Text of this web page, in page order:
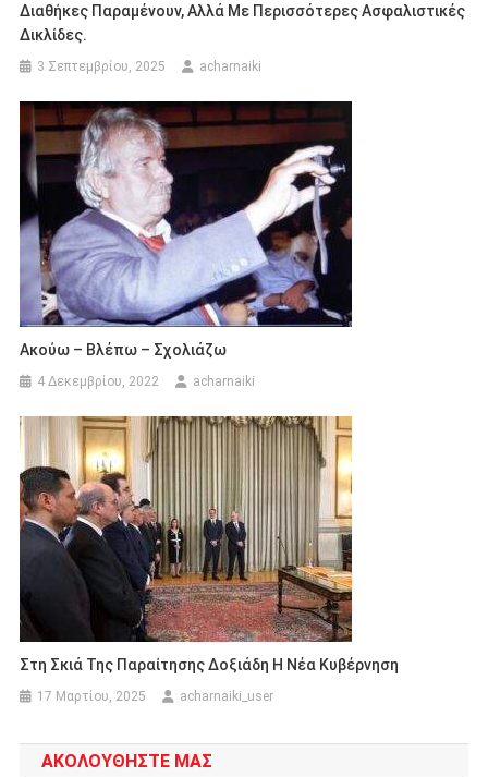
Διαθήκες Παραμένουν, Αλλά Με Περισσότερες Ασφαλιστικές
Δικλίδες.
3 Σεπτεμβρίου, 2025 acharnaiki
Ακούω – Βλέπω – Σχολιάζω
4 Δεκεμβρίου, 2022 acharnaiki
Στη Σκιά Της Παραίτησης Δοξιάδη Η Νέα Κυβέρνηση
17 Μαρτίου, 2025 acharnaiki_user
ΑΚΟΛΟΥΘΗΣΤΕ ΜΑΣ